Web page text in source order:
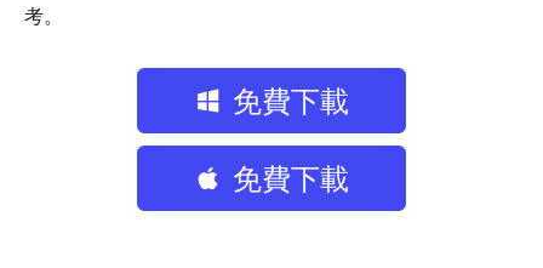
考。
免費下載
免費下載